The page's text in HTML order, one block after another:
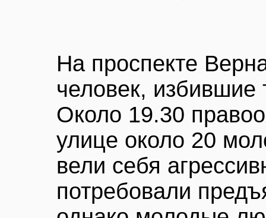
На проспекте
человек,
Около 19.30
улице около 20
вели себя
потребовали